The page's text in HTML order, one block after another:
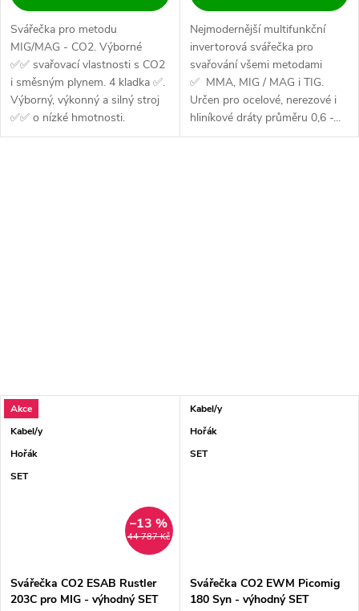
Svářečka pro metodu
MIG/MAG - CO2. Výborné
✅✅ svařovací vlastnosti s CO2
i směsným plynem. 4 kladka ✅.
Výborný, výkonný a silný stroj
✅✅ o nízké hmotnosti.
Vhodné...
Nejmodernější multifunkční
invertorová svářečka pro
svařování všemi metodami
✅ MMA, MIG / MAG i TIG.
Určen pro ocelové, nerezové i
hliníkové dráty průměru 0,6 -...
Akce
Kabel/y
Hořák
SET
44 787 Kč
–13 %
Svářečka CO2 ESAB Rustler
203C pro MIG - výhodný SET
Kabel/y
Hořák
SET
Svářečka CO2 EWM Picomig
180 Syn - výhodný SET